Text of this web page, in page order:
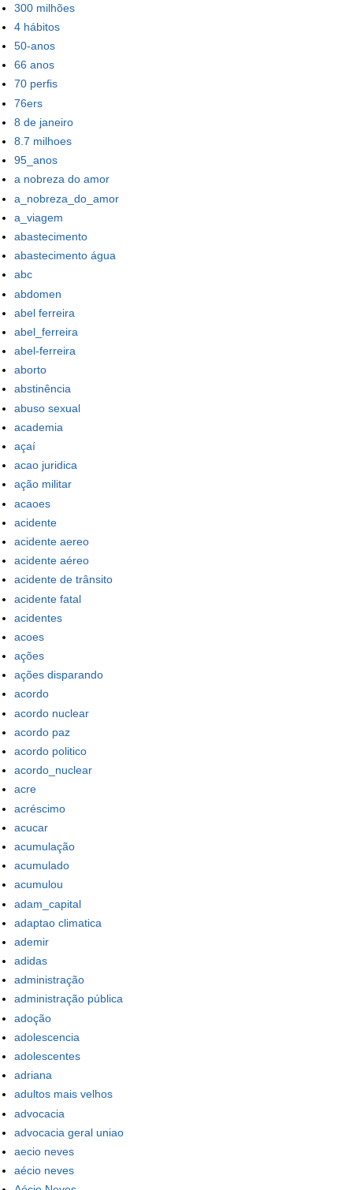
300 milhões
4 hábitos
50-anos
66 anos
70 perfis
76ers
8 de janeiro
8.7 milhoes
95_anos
a nobreza do amor
a_nobreza_do_amor
a_viagem
abastecimento
abastecimento água
abc
abdomen
abel ferreira
abel_ferreira
abel-ferreira
aborto
abstinência
abuso sexual
academia
açaí
acao juridica
ação militar
acaoes
acidente
acidente aereo
acidente aéreo
acidente de trânsito
acidente fatal
acidentes
acoes
ações
ações disparando
acordo
acordo nuclear
acordo paz
acordo politico
acordo_nuclear
acre
acréscimo
acucar
acumulação
acumulado
acumulou
adam_capital
adaptao climatica
ademir
adidas
administração
administração pública
adoção
adolescencia
adolescentes
adriana
adultos mais velhos
advocacia
advocacia geral uniao
aecio neves
aécio neves